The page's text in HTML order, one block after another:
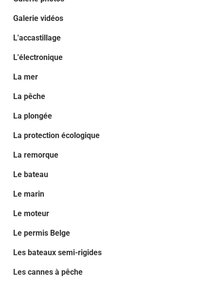
Galerie vidéos
L'accastillage
L'électronique
La mer
La pêche
La plongée
La protection écologique
La remorque
Le bateau
Le marin
Le moteur
Le permis Belge
Les bateaux semi-rigides
Les cannes à pêche